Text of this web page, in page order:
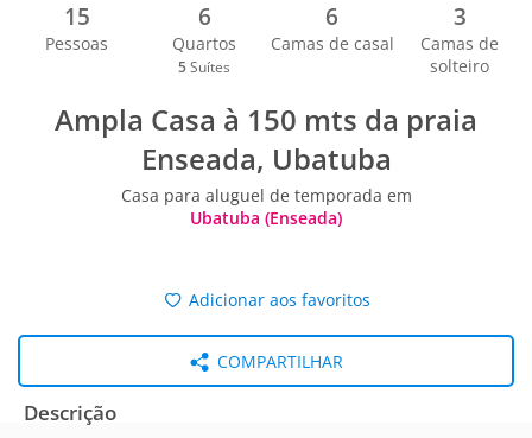
15
Pessoas
6
Quartos
5 Suítes
6
Camas de casal
3
Camas de
solteiro
Ampla Casa à 150 mts da praia
Enseada, Ubatuba
Casa para aluguel de temporada em
Ubatuba (Enseada)
Adicionar aos favoritos
COMPARTILHAR
Descrição